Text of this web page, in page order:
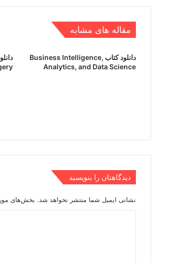
مقاله های مشابه
دانلود کتاب Business Intelligence,
Analytics, and Data Science
دیدگاهتان را بنویسید
نشانی ایمیل شما منتشر نخواهد شد. بخش‌های